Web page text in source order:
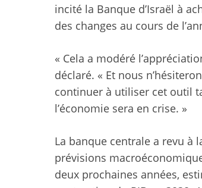
incité la Banque d’Israël à
des changes au cours de
« Cela a modéré
déclaré. « Et nous
continuer à utiliser cet outil
l’économie sera en crise. »
La banque centrale a revu à
prévisions
deux prochaines années,